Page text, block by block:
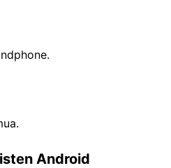
Android